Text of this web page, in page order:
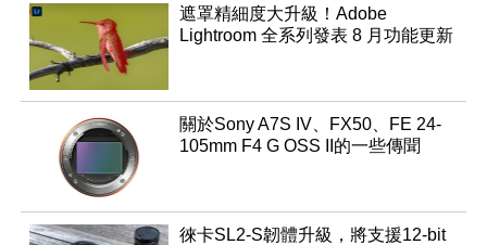
遮罩精細度大升級！Adobe
Lightroom 全系列發表 8 月功能更新
關於Sony A7S IV、FX50、FE 24-
105mm F4 G OSS II的一些傳聞
徠卡SL2-S韌體升級，將支援12-bit